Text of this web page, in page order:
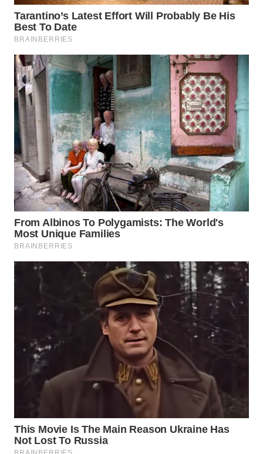
NIAS
WN
WN
TAPANULI
SELATAN
WN
TANJUNG
LESUNG
WN
KARO
WN
SIMALUNGUN
LABUHANBATU
TAPANULI
TENGAH
WN DELI
SERDANG
WN
TEBING
TINGGI